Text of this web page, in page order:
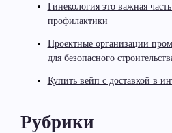
Гинекология это важная
профилактики
Проектные организации
для безопасного
Купить вейп с доставкой в
Рубрики